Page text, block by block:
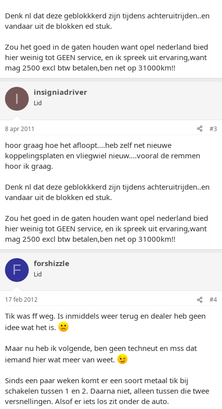
Denk nl dat deze geblokkkerd zijn tijdens achteruitrijden..en
vandaar uit de blokken ed stuk.
Zou het goed in de gaten houden want opel nederland bied
hier weinig tot GEEN service, en ik spreek uit ervaring,want
mag 2500 excl btw betalen,ben net op 31000km!!
I insigniadriver
Lid
8 apr 2011 #3
hoor graag hoe het afloopt....heb zelf net nieuwe
koppelingsplaten en vliegwiel nieuw....vooral de remmen
hoor ik graag.
Denk nl dat deze geblokkkerd zijn tijdens achteruitrijden..en
vandaar uit de blokken ed stuk.
Zou het goed in de gaten houden want opel nederland bied
hier weinig tot GEEN service, en ik spreek uit ervaring,want
mag 2500 excl btw betalen,ben net op 31000km!!
F forshizzle
Lid
17 feb 2012 #4
Tik was ff weg. Is inmiddels weer terug en dealer heb geen
idee wat het is.
Maar nu heb ik volgende, ben geen techneut en mss dat
iemand hier wat meer van weet.
Sinds een paar weken komt er een soort metaal tik bij
schakelen tussen 1 en 2. Daarna niet, alleen tussen die twee
versnellingen. Alsof er iets los zit onder de auto.